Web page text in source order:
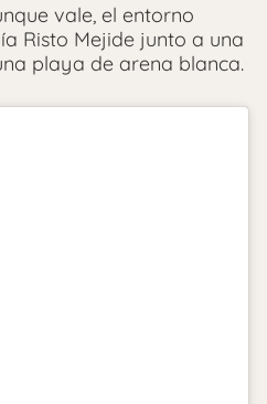
vale, el entorno
Risto Mejide junto a una
playa de arena blanca.